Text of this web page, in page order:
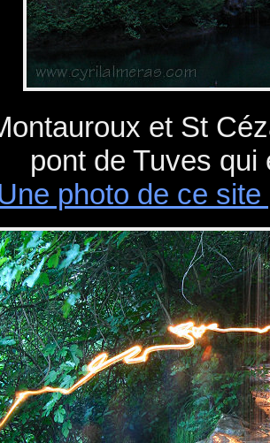
et St
pont de Tuves qui
photo de ce